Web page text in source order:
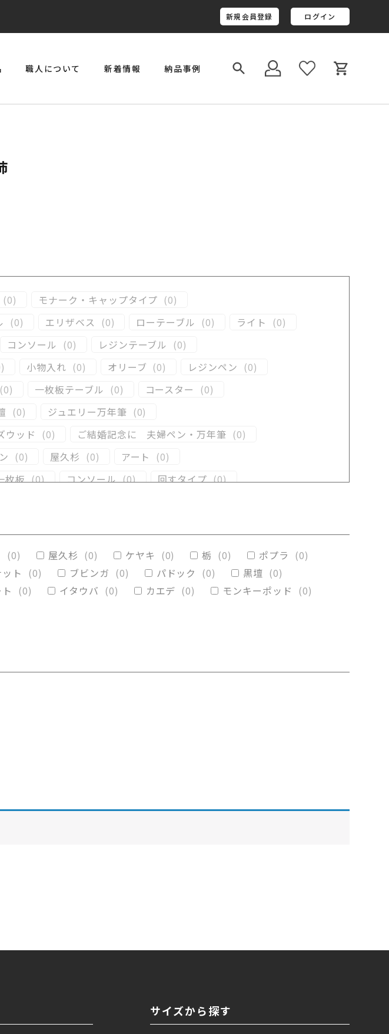
新規会員登録 ログイン
職人について 新着情報 納品事例
(0) モナーク・キャップタイプ (0)
(0) エリザベス (0) ローテーブル (0) ライト (0)
コンソール (0) レジンテーブル (0)
) 小物入れ (0) オリーブ (0) レジンペン (0)
(0) 一枚板テーブル (0) コースター (0)
(0) ジュエリー万年筆 (0)
ウッド (0) ご結婚記念に 夫婦ペン・万年筆 (0)
(0) 屋久杉 (0) アート (0)
枚板 (0) コンソール (0) 回すタイプ (0)
(0 楠木 (0)
(0) 屋久杉 (0) ケヤキ (0) 栃 (0) ポプラ (0)
ト (0) ブビンガ (0) パドック (0) 黒壇 (0)
(0) イタウバ (0) カエデ (0) モンキーポッド (0)
サイズから探す